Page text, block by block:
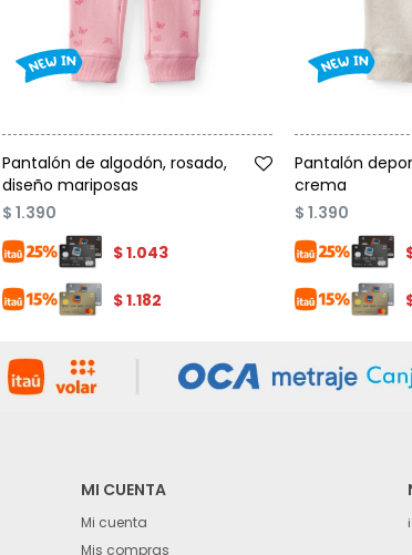
Pantalón de algodón, rosado,
diseño mariposas
$ 1.390
$1.043
$1.182
Pantalón
crema
$ 1.390
MI CUENTA
Mi cuenta
Mis compras